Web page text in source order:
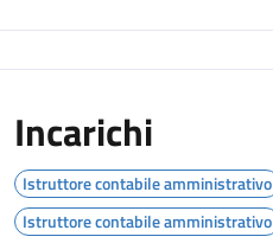
Incarichi
Istruttore contabile amministrativo
Istruttore contabile amministrativo